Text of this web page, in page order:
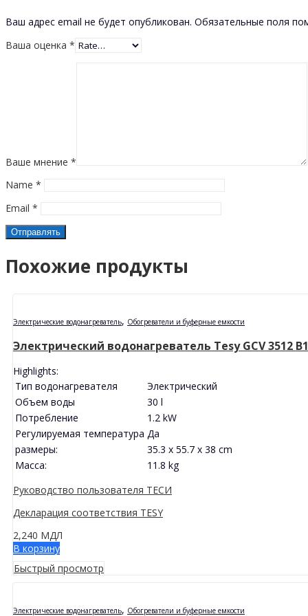
Ваш адрес email не будет опубликован. Обязательные поля
Ваша оценка *
Ваше мнение *
Name *
Email *
Похожие продукты
Электрические водонагреватель, Обогреватели и буферные емкости
Электрический водонагреватель Tesy GCV 3512
Highlights:
Тип водонагревателя
Электрический
Объем воды
30 l
Потребление
1.2 kW
Регулируемая температура Да
размеры:
35.3 x 55.7 x 38 cm
Масса:
11.8 kg
Руководство пользователя ТЕСИ
Декларация соответствия TESY
2,240 МДЛ
В корзину
Быстрый просмотр
Электрические водонагреватель, Обогреватели и буферные емкости